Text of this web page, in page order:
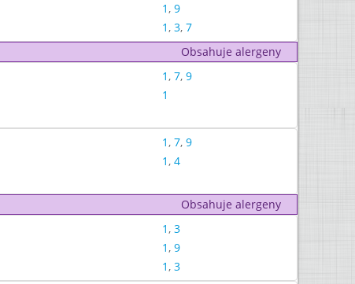
1, 9
1, 3, 7
Obsahuje alergeny
1, 7, 9
1
1, 7, 9
1, 4
Obsahuje alergeny
1, 3
1, 9
1, 3